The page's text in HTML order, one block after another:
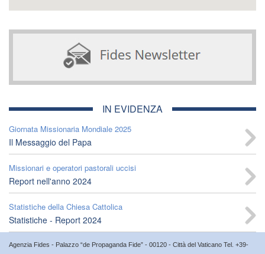
IN EVIDENZA
Giornata Missionaria Mondiale 2025
Il Messaggio del Papa
Missionari e operatori pastorali uccisi
Report nell'anno 2024
Statistiche della Chiesa Cattolica
Statistiche - Report 2024
Agenzia Fides - Palazzo “de Propaganda Fide” - 00120 - Città del Vaticano Tel. +39-